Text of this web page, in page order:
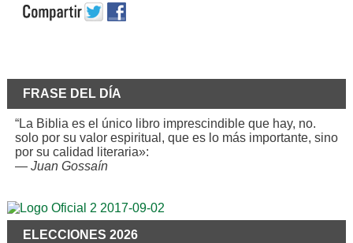
FRASE DEL DÍA
“La Biblia es el único libro imprescindible que hay, no.
solo por su valor espiritual, que es lo más importante, sino
por su calidad literaria»:
— Juan Gossaín
ELECCIONES 2026